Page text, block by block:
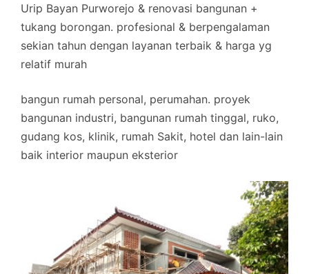
Urip Bayan Purworejo & renovasi bangunan +
tukang borongan. profesional & berpengalaman
sekian tahun dengan layanan terbaik & harga yg
relatif murah
bangun rumah personal, perumahan. proyek
bangunan industri, bangunan rumah tinggal, ruko,
gudang kos, klinik, rumah Sakit, hotel dan lain-lain
baik interior maupun eksterior